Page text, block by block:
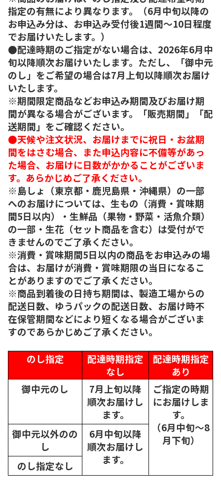
指定の有無により異なります。（6月中旬以降の
お申込み分は、お申込み受付後1週間～10日程度
でお届けいたします。）
●配達時期のご指定がない場合は、2026年6月中
旬以降順次お届けいたします。ただし、「御中元
のし」をご希望の場合は7月上旬以降順次お届け
いたします。
※期間限定商品などお申込み期間及びお届け期
間が異なる場合がございます。「販売期間」「配
送期間」をご確認ください。
●天候や注文状況、お届けまでに祝日・お盆期
間をはさむ場合、また申込内容に不備等があっ
た場合、お届けに日数がかかることがございま
す。あらかじめご了承ください。
※島しょ（東京都・鹿児島県・沖縄県）の一部
へのお届けについては、生もの（消費・賞味期
間5日以内）・生鮮品（果物・野菜・活魚介類）
の一部・生花（セット商品を含む）は受付がで
きませんのでご了承ください。
※消費・賞味期間5日以内の商品をお申込みの場
合は、お届けが消費・賞味期限の当日になるこ
とがありますのでご了承ください。
※商品到着後の日持ち期間は、製造工場からの
配送日数、ゆうパックの配送日数、お届け時不
在保管期間などにより短くなる場合がございま
すのであらかじめご了承ください。
のし指定
配達時期指定
なし
配達時期指定
あり
御中元のし
7月上旬以降
順次お届けし
ます。
ご指定の時期
にお届けしま
す。
（6月中旬～8
月下旬）
御中元以外のの
し
6月中旬以降
順次お届けし
ます。
のし指定なし